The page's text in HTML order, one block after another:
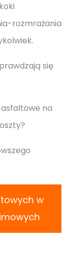
rozmrażania
się
na
w